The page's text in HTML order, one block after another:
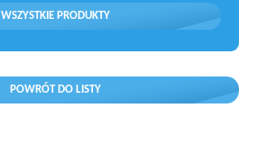
WSZYSTKIE PRODUKTY
POWRÓT DO LISTY